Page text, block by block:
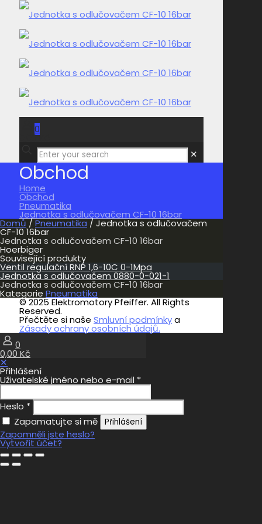
0
0,00 Kč
✕
Obchod
Home
Obchod
Pneumatika
Jednotka s odlučovačem CF-10 16bar
Domů / Pneumatika / Jednotka s odlučovačem
CF-10 16bar
Jednotka s odlučovačem CF-10 16bar
Hoerbiger
Související produkty
Ventil regulační RNP 1,6-10C 0-1Mpa
Jednotka s odlučovačem 0880-0-021-1
Jednotka s odlučovačem CF-10 16bar
Kategorie Pneumatika
© 2025 Elektromotory Pfeiffer. All Rights
Reserved.
Přečtěte si naše Smluvní podmínkya
Zásady ochrany osobních údajů.
0
0,00 Kč
✕
Přihlášení
Uživatelské jméno nebo e-mail *
Heslo *
Zapamatujte si mě
Přihlášení
Zapomněli jste heslo?
Vytvořit účet?